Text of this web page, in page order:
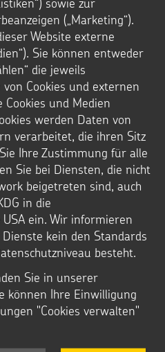
DANKE
2026
sind da
(„Marketing“).
Website externe
Sie können entweder
die jeweils
Cookies und externen
Cookies und Medien
werden Daten von
verarbeitet, die ihren Sitz
Ihre Zustimmung für alle
Sie bei Diensten, die nicht
beigetreten sind, auch
in die
ein. Wir informieren
kein den Standards
besteht.
Sie in unserer
können Ihre Einwilligung
"Cookies verwalten"